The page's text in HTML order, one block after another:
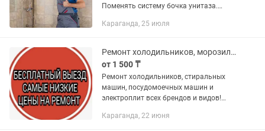
Поменять систему бочка унитаза.
стиральной машины Подключения
душевой...
Караганда, 25 июля
Ремонт холодильников, морозильников,стиральных машин Караганда
от 1 500 ₸
Ремонт холодильников, стиральных
машин, посудомоечных машин и
электроплит всех брендов и видов!
витрин(заключаю договор на
Караганда, 22 июня